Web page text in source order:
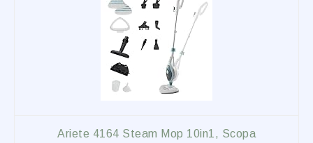
Ariete 4164 Steam Mop 10in1, Scopa